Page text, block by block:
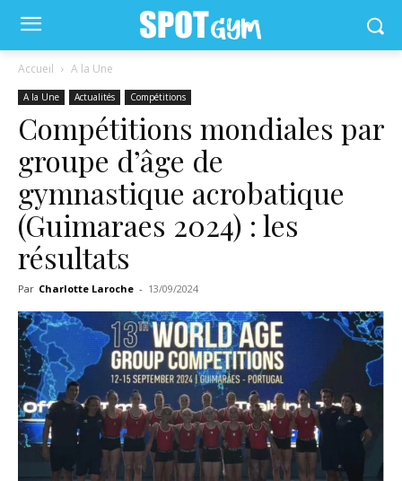
Accueil A la Une
A la Une Actualités Compétitions
Compétitions mondiales par
groupe d’âge de
gymnastique acrobatique
(Guimaraes 2024) : les
résultats
Par Charlotte Laroche - 13/09/2024